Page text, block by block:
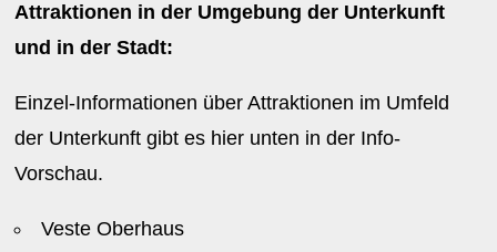
Attraktionen in der Umgebung der Unterkunft
und in der Stadt:
Einzel-Informationen über Attraktionen im Umfeld
der Unterkunft gibt es hier unten in der Info-
Vorschau.
Veste Oberhaus